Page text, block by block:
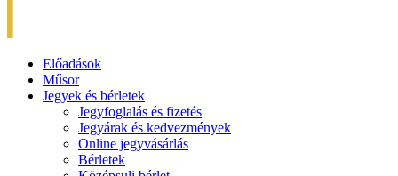
Előadások
Műsor
Jegyek és bérletek
Jegyfoglalás és fizetés
Jegyárak és kedvezmények
Online jegyvásárlás
Bérletek